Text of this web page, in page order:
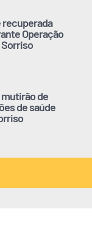
Operação
de
de saúde